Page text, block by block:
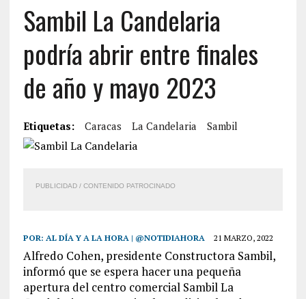
Sambil La Candelaria
podría abrir entre finales
de año y mayo 2023
Etiquetas: Caracas La Candelaria Sambil
PUBLICIDAD / CONTENIDO PATROCINADO
POR: AL DÍA Y A LA HORA | @NOTIDIAHORA 21 MARZO, 2022
Alfredo Cohen, presidente Constructora Sambil,
informó que se espera hacer una pequeña
apertura del centro comercial Sambil La